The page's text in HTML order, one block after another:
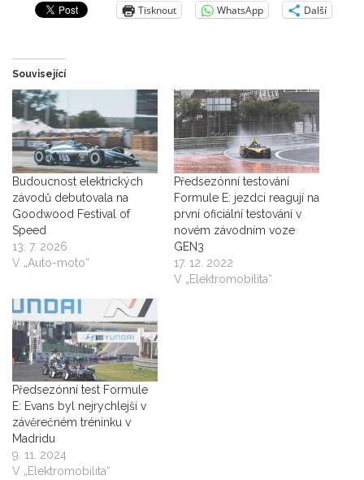
Tisknout WhatsApp Další
Související
Budoucnost elektrických
závodů debutovala na
Goodwood Festival of
Speed
13. 7. 2026
V „Auto-moto“
Předsezónní testování
Formule E: jezdci reagují na
první oficiální testování v
novém závodním voze
GEN3
17. 12. 2022
V „Elektromobilita“
Předsezónní test Formule
E: Evans byl nejrychlejší v
závěrečném tréninku v
Madridu
9. 11. 2024
V „Elektromobilita“